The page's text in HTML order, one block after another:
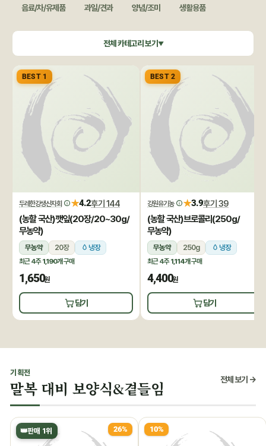
음료/차/유제품 과일/견과 양념/조미 생활용품
쌀/잡곡 수산/건어물 공정무역(민중교역) 건강식품/꿀
전체 카테고리 보기 ▼
BEST 1
두레한강생산자회 ★4.2후기 144
(농할 국산)깻잎(20장/20~30g/
무농약)
무농약 20장 냉장
최근 4주1,190개 구매
1,650원
담기
BEST 2
강원유기농 ★3.9후기 39
(농할 국산)브로콜리(250g/
무농약)
무농약 250g 냉장
최근 4주1,114개 구매
4,400원
담기
기획전
말복 대비 보양식&곁들임 전체 보기 →
👑판매 1위 26% 10%